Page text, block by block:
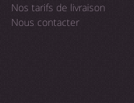
Nos tarifs de livraison
Nous contacter